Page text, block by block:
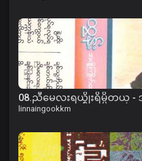
08.ညီမေလးရယ္စိုးရိမ္မိတယ္ -
linnaingookkm